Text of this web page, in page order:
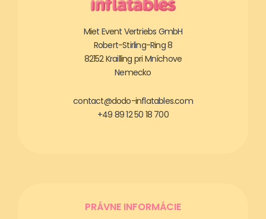
Miet Event Vertriebs GmbH
Robert-Stirling-Ring 8
82152 Krailling pri Mníchove
Nemecko
contact@dodo-inflatables.com
+49 89 12 50 18 700
PRÁVNE INFORMÁCIE